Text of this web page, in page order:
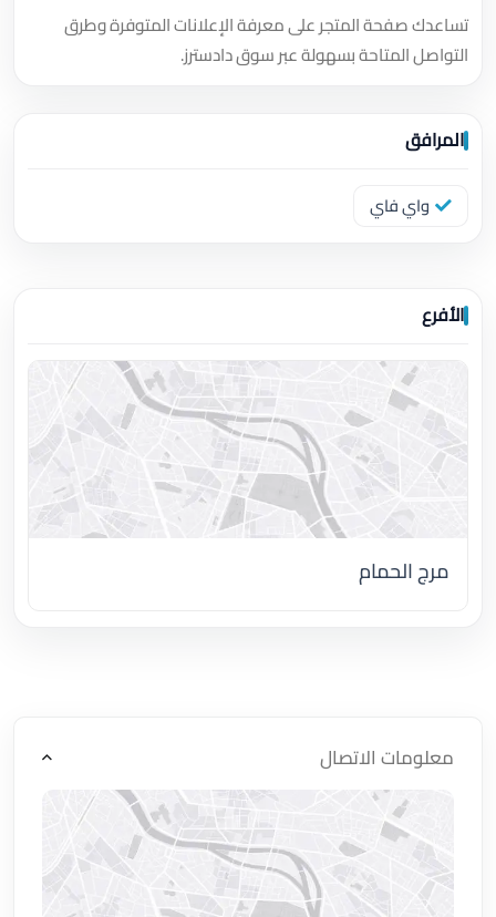
تساعدك صفحة المتجر على معرفة الإعلانات المتوفرة وطرق
التواصل المتاحة بسهولة عبر سوق دادسترز.
المرافق
واي فاي
الأفرع
مرج الحمام
معلومات الاتصال